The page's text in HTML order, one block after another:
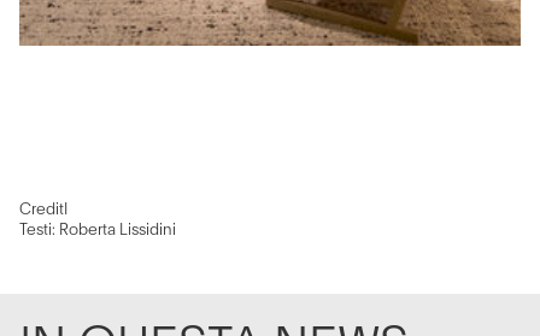
CreditI
Testi: Roberta Lissidini